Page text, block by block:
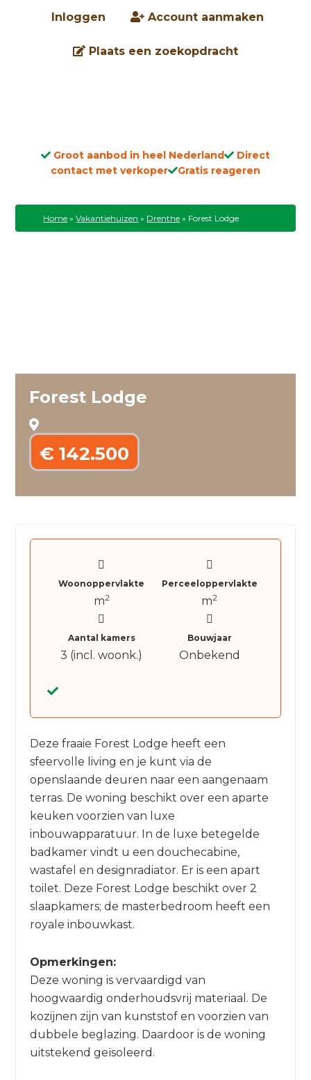
Inloggen Account aanmaken
Plaats een zoekopdracht
Groot aanbod in heel Nederland
Direct
contact met verkoper
Gratis reageren
Home »Vakantiehuizen » Drenthe » Forest Lodge
Forest Lodge
€ 142.500
Woonoppervlakte
m2
Perceeloppervlakte
m2
Aantal kamers
3 (incl. woonk.)
Bouwjaar
Onbekend
Deze fraaie Forest Lodge heeft een
sfeervolle living en je kunt via de
openslaande deuren naar een aangenaam
terras. De woning beschikt over een aparte
keuken voorzien van luxe
inbouwapparatuur. In de luxe betegelde
badkamer vindt u een douchecabine,
wastafel en designradiator. Er is een apart
toilet. Deze Forest Lodge beschikt over 2
slaapkamers; de masterbedroom heeft een
royale inbouwkast.
Opmerkingen:
Deze woning is vervaardigd van
hoogwaardig onderhoudsvrij materiaal. De
kozijnen zijn van kunststof en voorzien van
dubbele beglazing. Daardoor is de woning
uitstekend geïsoleerd.